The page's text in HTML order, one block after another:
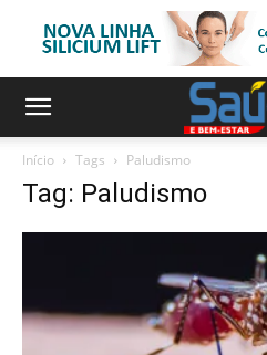
Início Tags Paludismo
Tag: Paludismo